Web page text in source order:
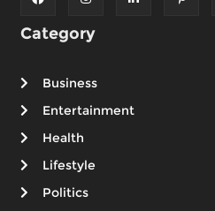
Category
Business
Entertainment
Health
Lifestyle
Politics